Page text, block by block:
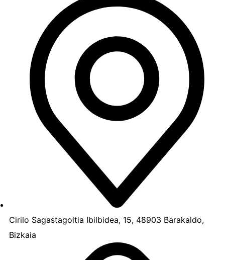
Cirilo Sagastagoitia Ibilbidea, 15, 48903 Barakaldo,
Bizkaia